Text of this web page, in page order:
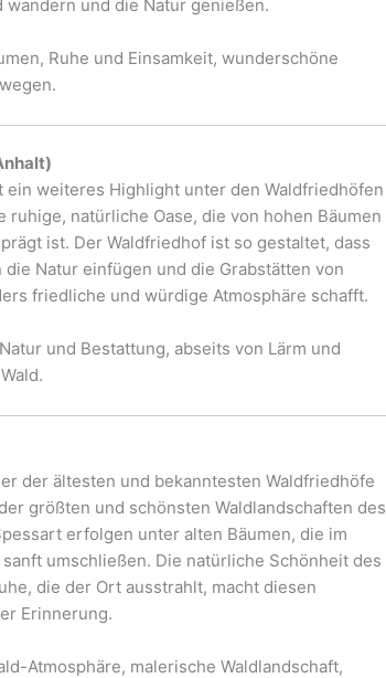
und die Natur genießen.
Ruhe und Einsamkeit, wunderschöne
ein weiteres Highlight unter den Waldfriedhöfen
natürliche Oase, die von hohen Bäumen
ist. Der Waldfriedhof ist so gestaltet, dass
Natur einfügen und die Grabstätten von
friedliche und würdige Atmosphäre schafft.
und Bestattung, abseits von Lärm und
der ältesten und bekanntesten Waldfriedhöfe
größten und schönsten Waldlandschaften des
erfolgen unter alten Bäumen, die im
umschließen. Die natürliche Schönheit des
die der Ort ausstrahlt, macht diesen
Erinnerung.
Atmosphäre, malerische Waldlandschaft,